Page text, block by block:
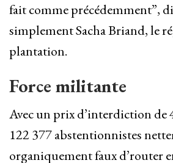
fait comme précédemment”,
simplement Sacha Briand, le
plantation.
Force militante
Avec un prix d’interdiction de
122 377 abstentionnistes
organiquement faux d’router